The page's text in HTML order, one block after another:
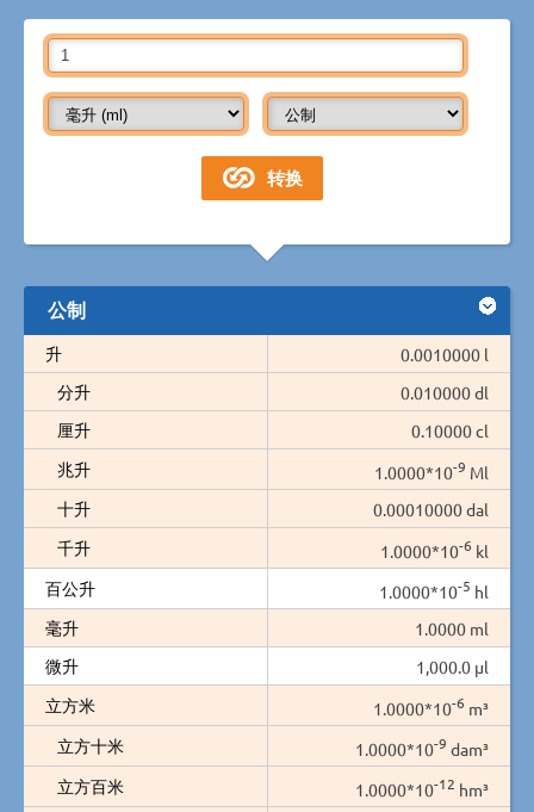
公制
升
0.0010000 l
分升
0.010000 dl
厘升
0.10000 cl
兆升
1.0000*10-9 Ml
十升
0.00010000 dal
千升
1.0000*10-6 kl
百公升
1.0000*10-5 hl
毫升
1.0000 ml
微升
1,000.0 µl
立方米
1.0000*10-6 m³
立方十米
1.0000*10-9 dam³
立方百米
1.0000*10-12 hm³